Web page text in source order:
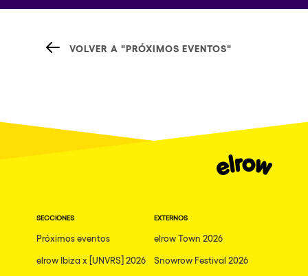
VOLVER A "PRÓXIMOS EVENTOS"
SECCIONES
Próximos eventos
elrow Ibiza x [UNVRS] 2026
EXTERNOS
elrow Town 2026
Snowrow Festival 2026